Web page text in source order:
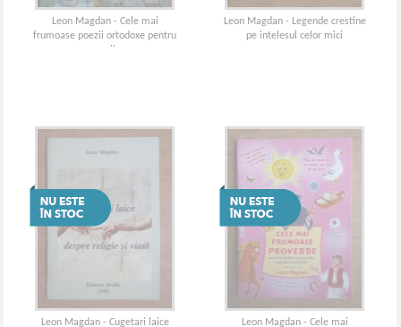
Leon Magdan - Cele mai
frumoase poezii ortodoxe pentru
copii
Leon Magdan - Legende crestine
pe intelesul celor mici
Leon Magdan - Cugetari laice
Leon Magdan - Cele mai